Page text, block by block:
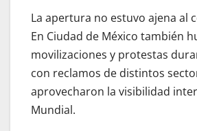
La apertura no estuvo ajena al
En Ciudad de México también
movilizaciones y protestas
con reclamos de distintos
aprovecharon la visibilidad
Mundial.